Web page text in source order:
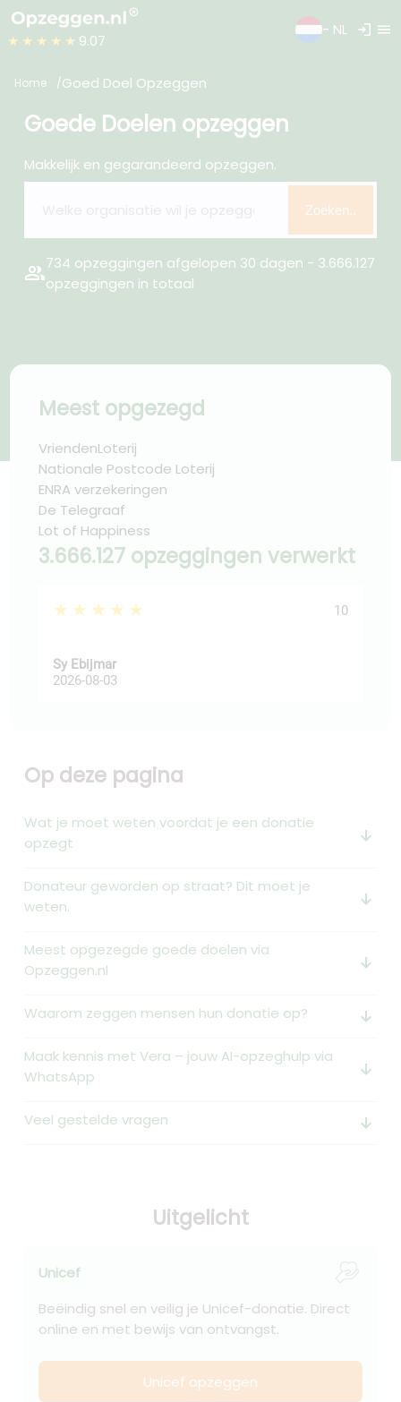
★★★★★ 9.07
- NL login menu
Home Goed Doel Opzeggen
Goede Doelen opzeggen
Makkelijk en gegarandeerd opzeggen.
Zoeken..
group734 opzeggingen afgelopen 30 dagen - 3.666.127
opzeggingen in totaal
Meest opgezegd
VriendenLoterij
Nationale Postcode Loterij
ENRA verzekeringen
De Telegraaf
Lot of Happiness
3.666.127 opzeggingen verwerkt
★★★★★ 10
Sy Ebijmar
2026-08-03
Op deze pagina
Wat je moet weten voordat je een donatie
opzegt
arrow_downward_alt
Donateur geworden op straat? Dit moet je
weten.
arrow_downward_alt
Meest opgezegde goede doelen via
Opzeggen.nl
arrow_downward_alt
Waarom zeggen mensen hun donatie op? arrow_downward_alt
Maak kennis met Vera – jouw AI-opzeghulp via
WhatsApp
arrow_downward_alt
Veel gestelde vragen arrow_downward_alt
Uitgelicht
Unicef
Beëindig snel en veilig je Unicef-donatie. Direct
online en met bewijs van ontvangst.
Unicef opzeggen